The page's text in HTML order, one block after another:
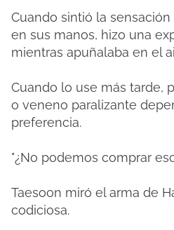
Cuando sintió la
en sus manos, hizo una
mientras apuñalaba en el
Cuando lo use más tarde,
o veneno paralizante
preferencia.
"¿No podemos comprar
Taesoon miró el arma de
codiciosa.